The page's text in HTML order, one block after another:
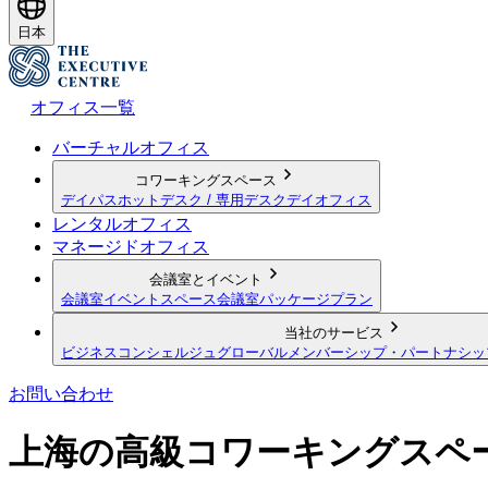
日本
オフィス一覧
バーチャルオフィス
コワーキングスペース
デイパス ホットデスク / 専用デスクデイオフィス
レンタルオフィス
マネージドオフィス
会議室とイベント
会議室イベントスペース会議室パッケージプラン
当社のサービス
ビジネスコンシェルジュ グローバルメンバーシップ・パートナシ
お問い合わせ
上海の高級コワーキングスペ